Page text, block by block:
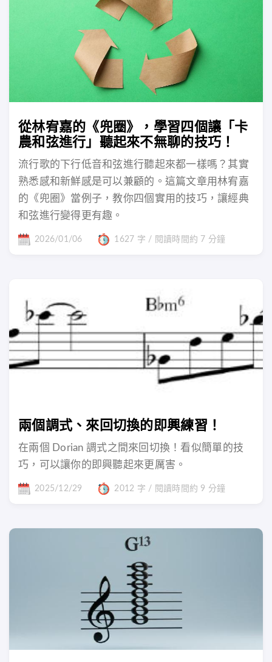
從林宥嘉的《兜圈》，學習四個讓「卡
農和弦進行」聽起來不無聊的技巧！
流行歌的下行低音和弦進行聽起來都一樣嗎？其實
熟悉感和新鮮感是可以兼顧的。這篇文章用林宥嘉
的《兜圈》當例子，教你四個實用的技巧，讓經典
和弦進行變得更有趣。
2026/01/06 1627 字 / 閱讀時間約 7 分鐘
兩個調式、來回切換的即興練習！
在兩個 Dorian 調式之間來回切換！看似簡單的技
巧，可以讓你的即興聽起來更厲害。
2025/12/29 2012 字 / 閱讀時間約 9 分鐘